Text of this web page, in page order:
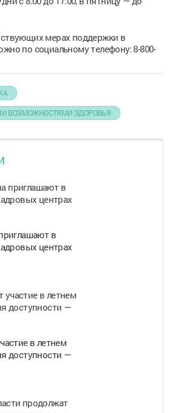
мерах поддержки в
по социальному телефону: 8-800-
ВОЗМОЖНОСТЯМИ ЗДОРОВЬЯ
в
центрах
в летнем
доступности —